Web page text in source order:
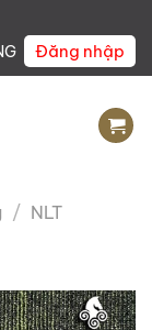
Đăng nhập
/ NLT